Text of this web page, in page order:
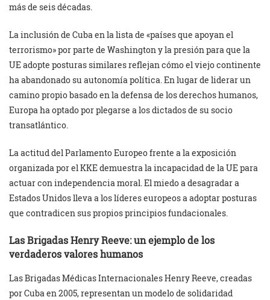
más de seis décadas.
La inclusión de Cuba en la lista de «países que apoyan el
terrorismo» por parte de Washington y la presión para que la
UE adopte posturas similares reflejan cómo el viejo continente
ha abandonado su autonomía política. En lugar de liderar un
camino propio basado en la defensa de los derechos humanos,
Europa ha optado por plegarse a los dictados de su socio
transatlántico.
La actitud del Parlamento Europeo frente a la exposición
organizada por el KKE demuestra la incapacidad de la UE para
actuar con independencia moral. El miedo a desagradar a
Estados Unidos lleva a los líderes europeos a adoptar posturas
que contradicen sus propios principios fundacionales.
Las Brigadas Henry Reeve: un ejemplo de los
verdaderos valores humanos
Las Brigadas Médicas Internacionales Henry Reeve, creadas
por Cuba en 2005, representan un modelo de solidaridad